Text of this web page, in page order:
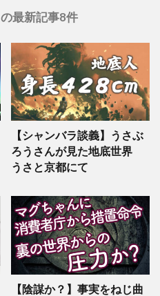
の最新記事8件
【シャンバラ談義】うさぶ
ろうさんが見た地底世界
うさと京都にて
【陰謀か？】事実をねじ曲